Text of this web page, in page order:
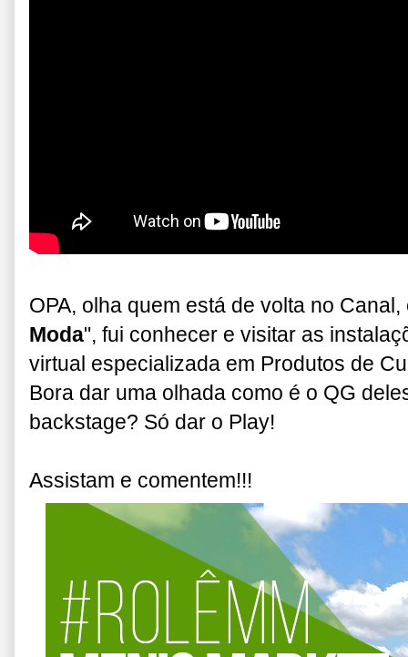
OPA, olha quem está de volta no
Moda", fui conhecer e visitar as
virtual especializada em Produtos de
Bora dar uma olhada como é o QG
backstage? Só dar o Play!
Assistam e comentem!!!